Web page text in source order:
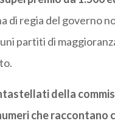
di regia del governo
partiti di
della
che raccontano